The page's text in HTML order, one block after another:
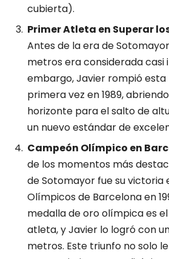
cubierta).
Primer Atleta en Superar
Antes de la era de
metros era considerada casi
embargo, Javier rompió
primera vez en 1989,
horizonte para el salto de
un nuevo estándar de
Campeón Olímpico en
de los momentos más
de Sotomayor fue su victoria
Olímpicos de Barcelona en
medalla de oro olímpica es
atleta, y Javier lo logró con
metros. Este triunfo no solo